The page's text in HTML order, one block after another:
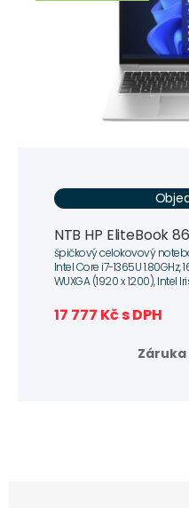
NTB HP EliteBook
špičkový celokovový
Intel Core i7-1365U 1.80GHz,
WUXGA (1920 x 1200), Intel
17 777 Kč s DPH
Záruka